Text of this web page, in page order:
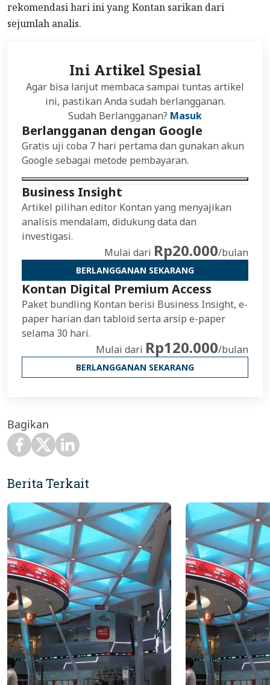
rekomendasi hari ini yang Kontan sarikan dari
sejumlah analis.
Ini Artikel Spesial
Agar bisa lanjut membaca sampai tuntas artikel
ini, pastikan Anda sudah berlangganan.
Sudah Berlangganan? Masuk
Berlangganan dengan Google
Gratis uji coba 7 hari pertama dan gunakan akun
Google sebagai metode pembayaran.
Business Insight
Artikel pilihan editor Kontan yang menyajikan
analisis mendalam, didukung data dan
investigasi.
Mulai dari Rp20.000/bulan
BERLANGGANAN SEKARANG
Kontan Digital Premium Access
Paket bundling Kontan berisi Business Insight, e-
paper harian dan tabloid serta arsip e-paper
selama 30 hari.
Mulai dari Rp120.000/bulan
BERLANGGANAN SEKARANG
Bagikan
Berita Terkait